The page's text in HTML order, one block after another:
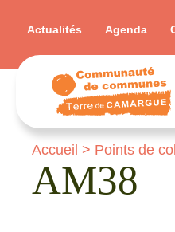
Actualités Agenda
Accueil > Points de
AM38